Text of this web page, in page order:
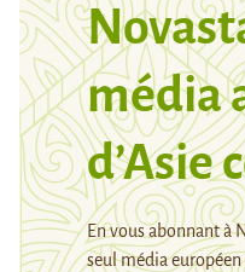
média
d’Asie
En vous abonnant à
seul média européen